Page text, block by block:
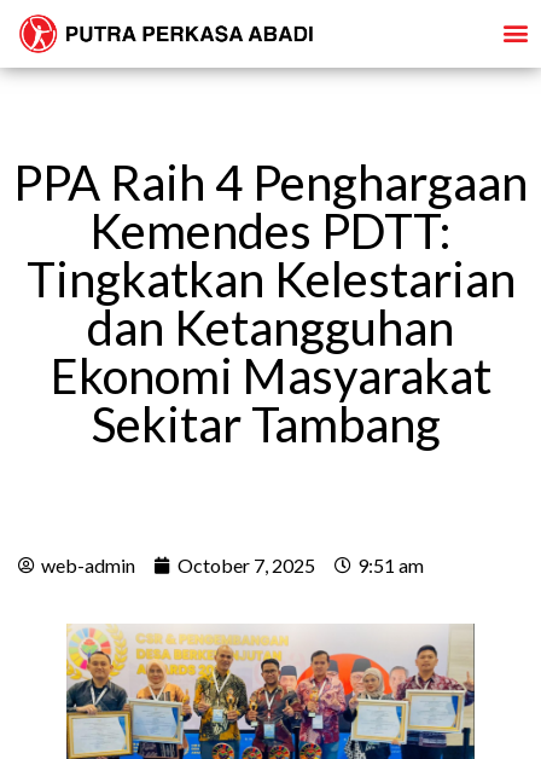
PPA Raih 4 Penghargaan
Kemendes PDTT:
Tingkatkan Kelestarian
dan Ketangguhan
Ekonomi Masyarakat
Sekitar Tambang
web-admin October 7, 2025 9:51 am